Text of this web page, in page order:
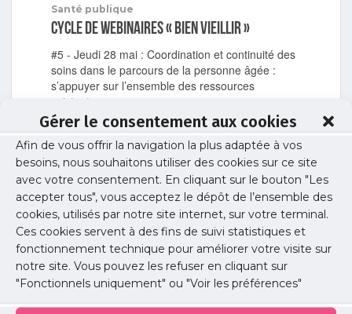
Gérer le consentement aux cookies
Afin de vous offrir la navigation la plus adaptée à vos
besoins, nous souhaitons utiliser des cookies sur ce site
avec votre consentement. En cliquant sur le bouton "Les
accepter tous", vous acceptez le dépôt de l’ensemble des
cookies, utilisés par notre site internet, sur votre terminal.
Ces cookies servent à des fins de suivi statistiques et
fonctionnement technique pour améliorer votre visite sur
notre site. Vous pouvez les refuser en cliquant sur
"Fonctionnels uniquement" ou "Voir les préférences"
Santé publique
Cycle de webinaires « Bien vieillir »
#5 - Jeudi 28 mai : Coordination et continuité des
soins dans le parcours de la personne âgée :
s’appuyer sur l’ensemble des ressources
existantes.
Lire l'article
Exercice professionnel / Ma santé
« Second Victim Syndrom » disciplines à
risque
Lire l'article
Santé publique